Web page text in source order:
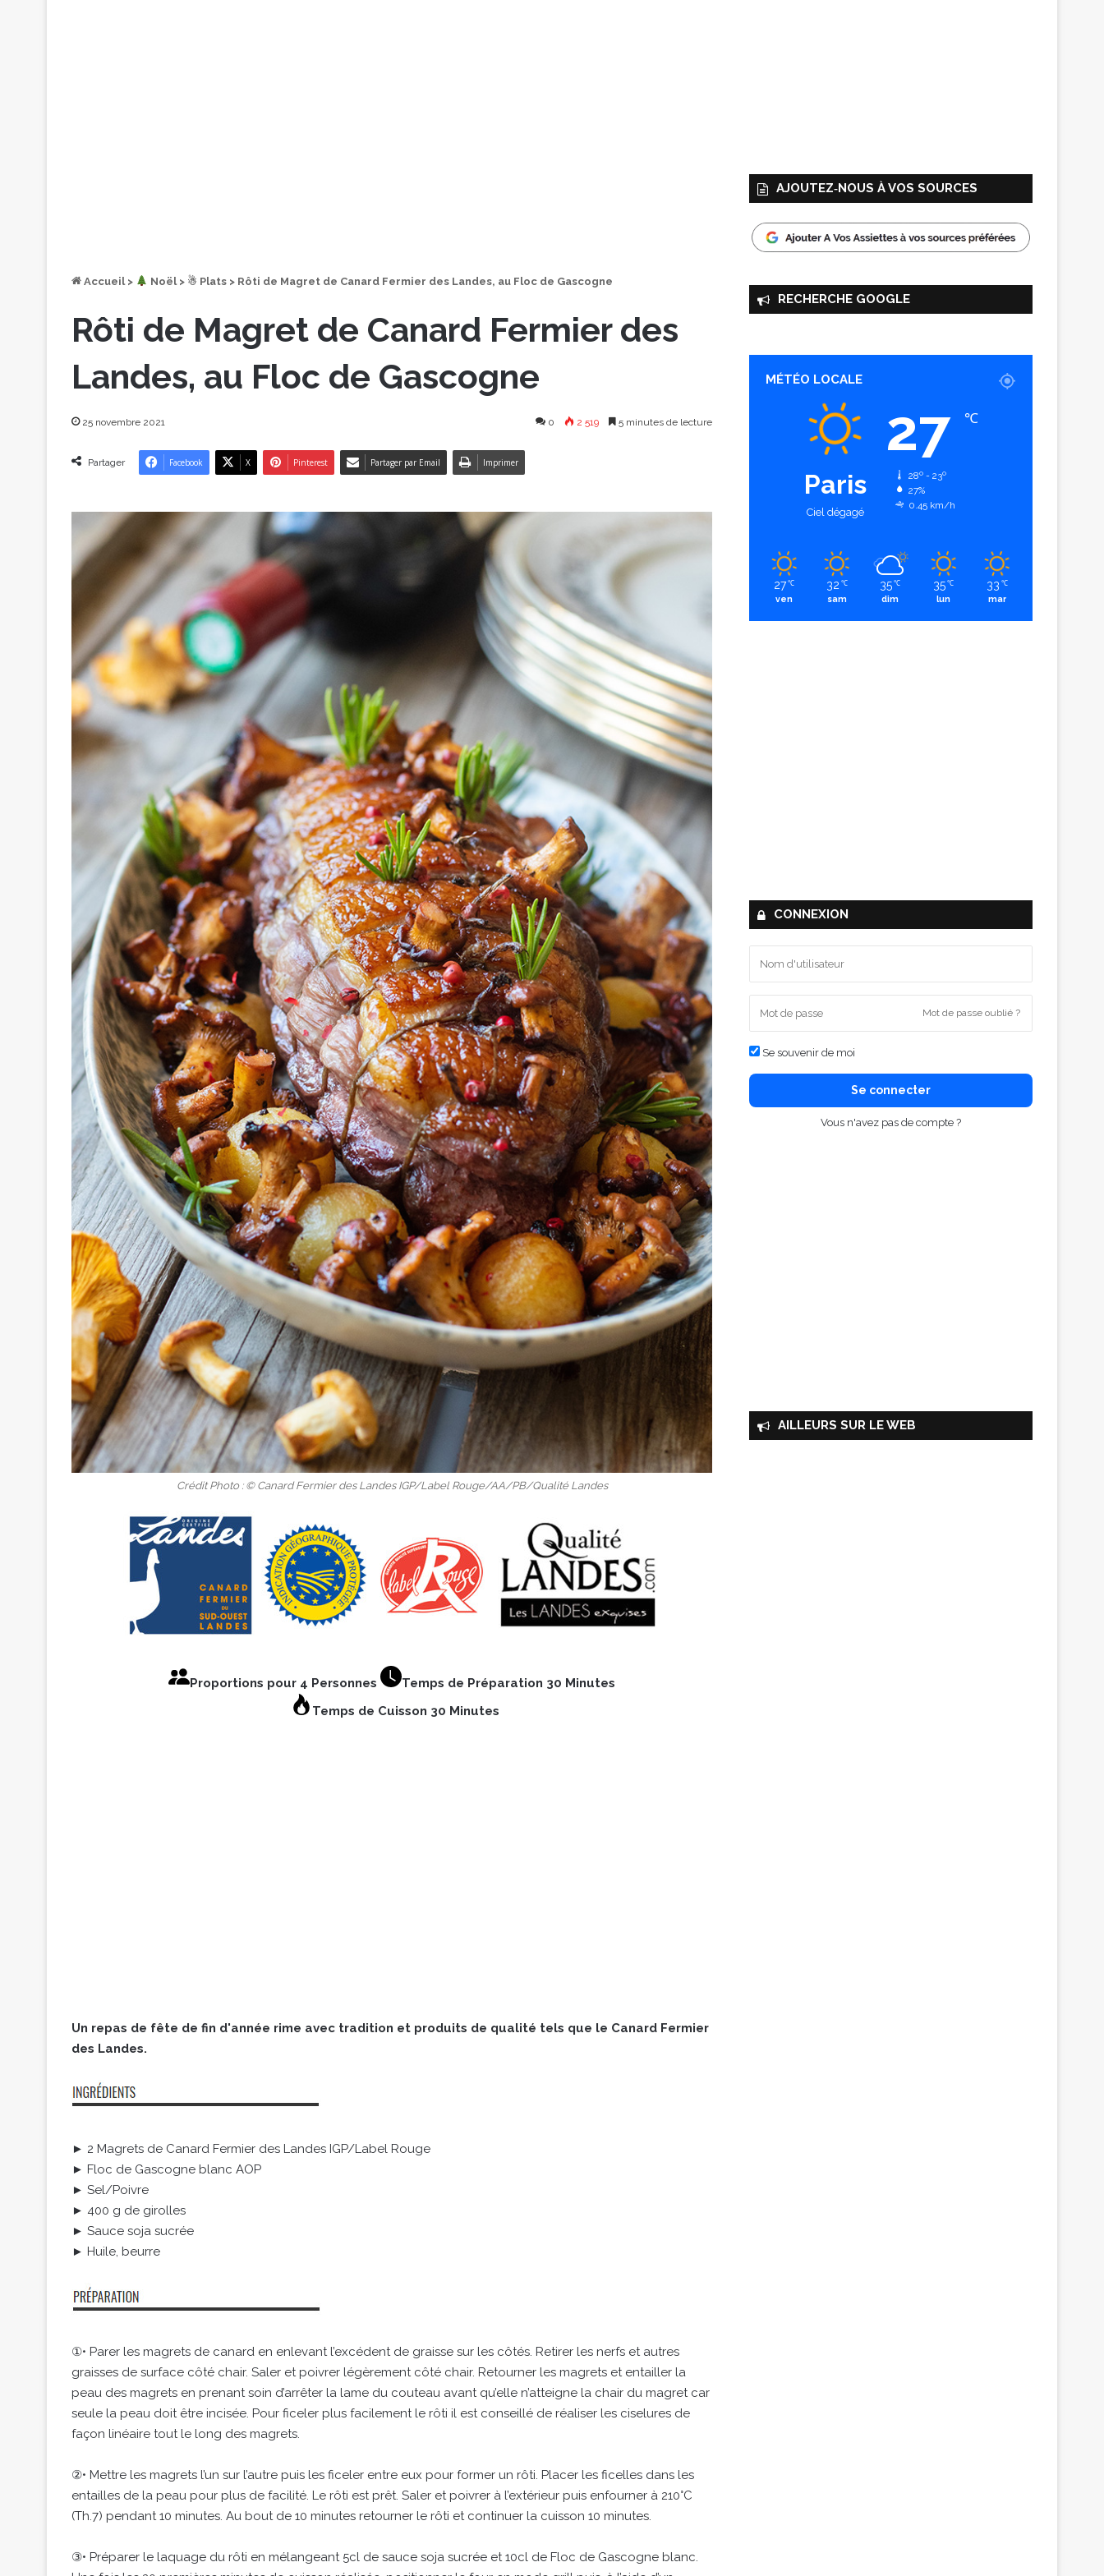
Accueil > ︎ Noël > ☃ Plats > Rôti de Magret de Canard Fermier des Landes, au Floc de Gascogne
Rôti de Magret de Canard Fermier des
Landes, au Floc de Gascogne
25 novembre 2021 0 2 519 5 minutes de lecture
Partager Facebook X Pinterest Partager par Email Imprimer
Crédit Photo : © Canard Fermier des Landes IGP/Label Rouge/AA/PB/Qualité Landes
Proportions pour 4 Personnes
Temps de Préparation 30 Minutes
Temps de Cuisson 30 Minutes
Un repas de fête de fin d'année rime avec tradition et produits de qualité tels que le Canard Fermier
des Landes.
► 2 Magrets de Canard Fermier des Landes IGP/Label Rouge
► Floc de Gascogne blanc AOP
► Sel/Poivre
► 400 g de girolles
► Sauce soja sucrée
► Huile, beurre
①• Parer les magrets de canard en enlevant l’excédent de graisse sur les côtés. Retirer les nerfs et autres
graisses de surface côté chair. Saler et poivrer légèrement côté chair. Retourner les magrets et entailler la
peau des magrets en prenant soin d’arrêter la lame du couteau avant qu’elle n’atteigne la chair du magret car
seule la peau doit être incisée. Pour ficeler plus facilement le rôti il est conseillé de réaliser les ciselures de
façon linéaire tout le long des magrets.
②• Mettre les magrets l’un sur l’autre puis les ficeler entre eux pour former un rôti. Placer les ficelles dans les
entailles de la peau pour plus de facilité. Le rôti est prêt. Saler et poivrer à l’extérieur puis enfourner à 210°C
(Th.7) pendant 10 minutes. Au bout de 10 minutes retourner le rôti et continuer la cuisson 10 minutes.
③• Préparer le laquage du rôti en mélangeant 5cl de sauce soja sucrée et 10cl de Floc de Gascogne blanc.
AJOUTEZ‑NOUS À VOS SOURCES
RECHERCHE GOOGLE
MÉTÉO LOCALE
Paris
Ciel dégagé
27 ℃
28º - 23º
27%
0.45 km/h
27 ℃
ven
32 ℃
sam
35 ℃
dim
35 ℃
lun
33 ℃
mar
CONNEXION
Mot de passe oublié ?
Se souvenir de moi
Se connecter
Vous n'avez pas de compte ?
AILLEURS SUR LE WEB